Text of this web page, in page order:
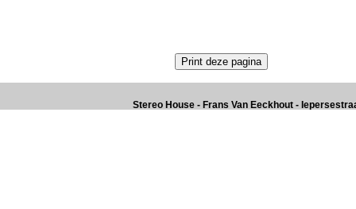
Stereo House - Frans Van Eeckhout -